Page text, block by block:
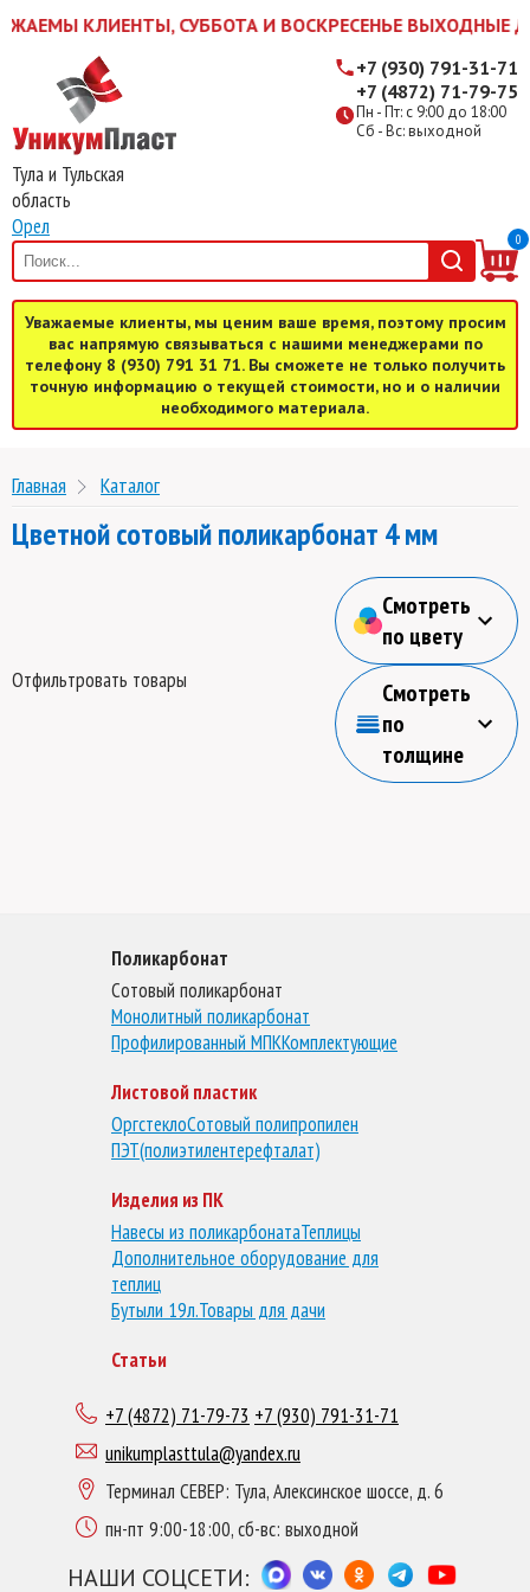
КЛИЕНТЫ, СУББОТА И ВОСКРЕСЕНЬЕ ВЫХОДНЫЕ
Тула и Тульская
область
Орел
Пн - Пт: с 9:00 до 18:00
Сб - Вс: выходной
+7 (930) 791-31-71
+7 (4872) 71-79-75
0
Уважаемые клиенты, мы ценим ваше время, поэтому просим
вас напрямую связываться с нашими менеджерами по
телефону 8 (930) 791 31 71. Вы сможете не только получить
точную информацию о текущей стоимости, но и о наличии
необходимого материала.
Главная Каталог
Цветной сотовый поликарбонат 4 мм
Отфильтровать товары
Смотреть
по цвету
Смотреть
по
толщине
Поликарбонат
Сотовый поликарбонат
Монолитный поликарбонат
Профилированный МПККомплектующие
Листовой пластик
ОргстеклоСотовый полипропилен
ПЭТ(полиэтилентерефталат)
Изделия из ПК
Навесы из поликарбонатаТеплицы
Дополнительное оборудование для
теплиц
Бутыли 19л.Товары для дачи
Статьи
+7 (4872) 71-79-73 +7 (930) 791-31-71
unikumplasttula@yandex.ru
Терминал СЕВЕР: Тула, Алексинское шоссе, д. 6
пн-пт 9:00-18:00, сб-вс: выходной
НАШИ СОЦСЕТИ: